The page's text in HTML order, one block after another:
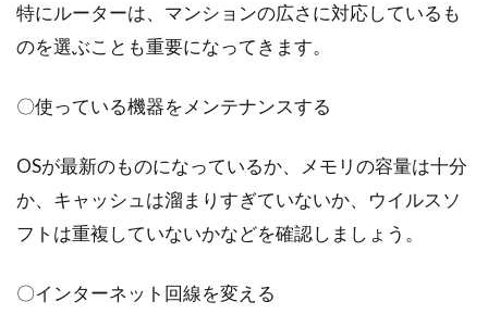
特にルーターは、マンションの広さに対応しているも
のを選ぶことも重要になってきます。
〇使っている機器をメンテナンスする
OSが最新のものになっているか、メモリの容量は十分
か、キャッシュは溜まりすぎていないか、ウイルスソ
フトは重複していないかなどを確認しましょう。
〇インターネット回線を変える